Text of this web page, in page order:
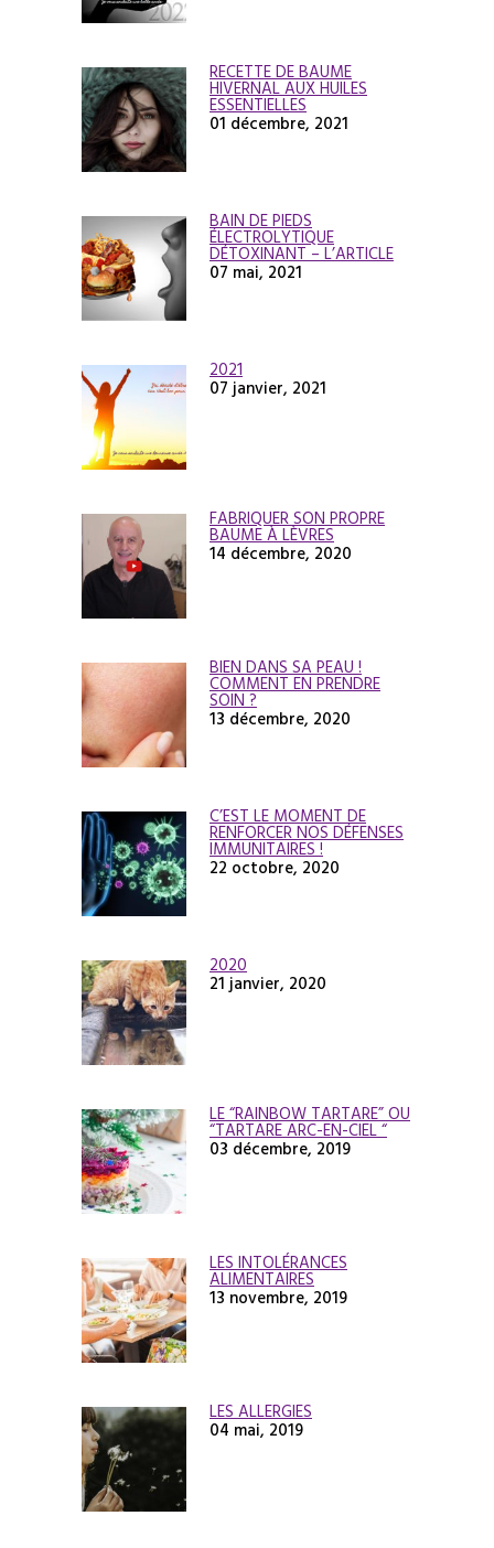
RECETTE DE BAUME
HIVERNAL AUX HUILES
ESSENTIELLES
01 décembre, 2021
BAIN DE PIEDS
ÉLECTROLYTIQUE
DÉTOXINANT – L’ARTICLE
07 mai, 2021
2021
07 janvier, 2021
FABRIQUER SON PROPRE
BAUME À LÈVRES
14 décembre, 2020
BIEN DANS SA PEAU !
COMMENT EN PRENDRE
SOIN ?
13 décembre, 2020
C’EST LE MOMENT DE
RENFORCER NOS DÉFENSES
IMMUNITAIRES !
22 octobre, 2020
2020
21 janvier, 2020
LE “RAINBOW TARTARE” OU
“TARTARE ARC-EN-CIEL “
03 décembre, 2019
LES INTOLÉRANCES
ALIMENTAIRES
13 novembre, 2019
LES ALLERGIES
04 mai, 2019